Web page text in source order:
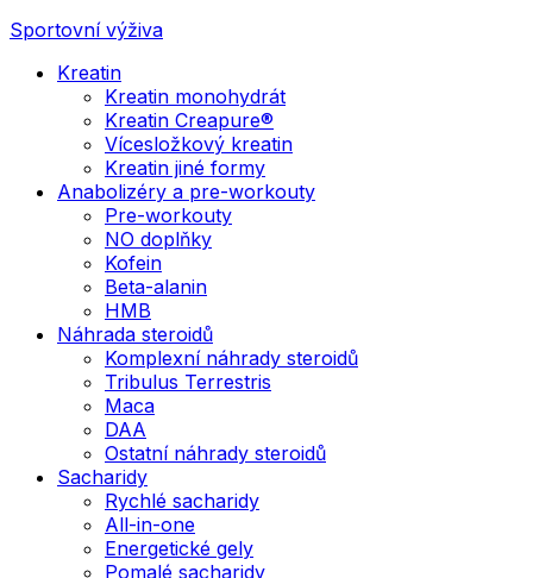
Sportovní výživa
Kreatin
Kreatin monohydrát
Kreatin Creapure®
Vícesložkový kreatin
Kreatin jiné formy
Anabolizéry a pre-workouty
Pre-workouty
NO doplňky
Kofein
Beta-alanin
HMB
Náhrada steroidů
Komplexní náhrady steroidů
Tribulus Terrestris
Maca
DAA
Ostatní náhrady steroidů
Sacharidy
Rychlé sacharidy
All-in-one
Energetické gely
Pomalé sacharidy